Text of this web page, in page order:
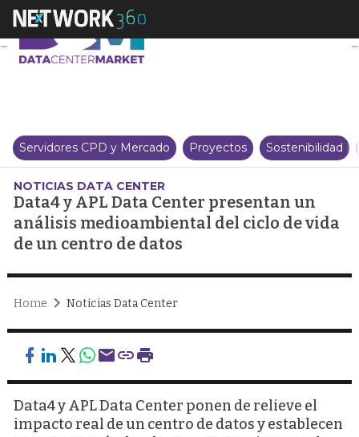
Data4 y APL Data Center
Servidores CPD y Mercado Proyectos Sostenibilidad
NOTICIAS DATA CENTER
Data4 y APL Data Center presentan un
análisis medioambiental del ciclo de vida
de un centro de datos
Home Noticias Data Center
Data4 y APL Data Center ponen de relieve el
impacto real de un centro de datos y establecen